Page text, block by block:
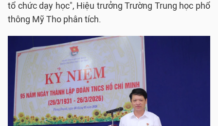
tổ chức dạy học", Hiệu trưởng Trường Trung học phổ
thông Mỹ Tho phân tích.